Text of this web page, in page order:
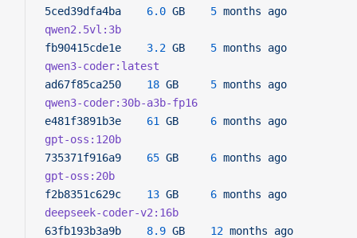
5ced39dfa4ba
    6.0
GB
    5
months ago
qwen2.5vl:3b
fb90415cde1e
    3.2
GB
    5
months ago
qwen3-coder:latest
ad67f85ca250
    18
GB
     5
months ago
qwen3-coder:30b-a3b-fp16
e481f3891b3e
    61
GB
     6
months ago
gpt-oss:120b
735371f916a9
    65
GB
     6
months ago
gpt-oss:20b
f2b8351c629c
    13
GB
     6
months ago
deepseek-coder-v2:16b
63fb193b3a9b
    8.9
GB
    12
months ago